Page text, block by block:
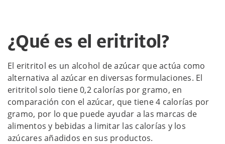
¿Qué es el eritritol?
El eritritol es un alcohol de azúcar que actúa como
alternativa al azúcar en diversas formulaciones. El
eritritol solo tiene 0,2 calorías por gramo, en
comparación con el azúcar, que tiene 4 calorías por
gramo, por lo que puede ayudar a las marcas de
alimentos y bebidas a limitar las calorías y los
azúcares añadidos en sus productos.